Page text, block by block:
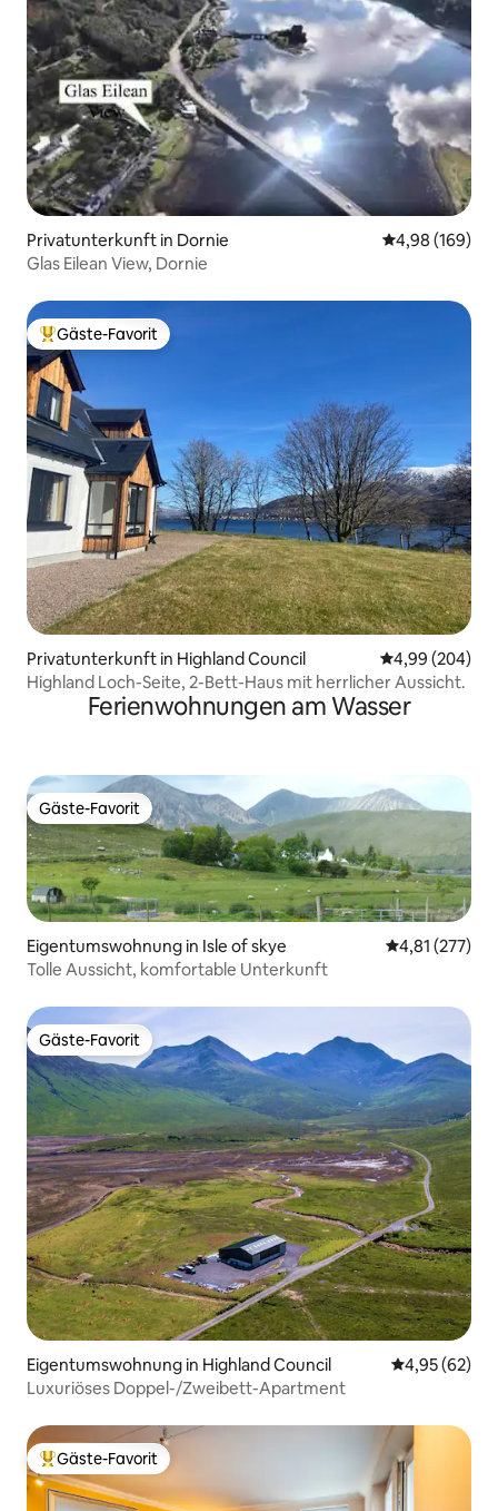
Privatunterkunft in Dornie
4,98 (169)
Glas Eilean View, Dornie
Beliebter Gäste-Favorit.
Gäste-Favorit
Privatunterkunft in Highland Council
4,99 (204)
Highland Loch-Seite, 2-Bett-Haus mit herrlicher Aussicht.
Ferienwohnungen am Wasser
Gäste-Favorit
Gäste-Favorit
Eigentumswohnung in Isle of skye
4,81 (277)
Tolle Aussicht, komfortable Unterkunft
Gäste-Favorit
Gäste-Favorit
Eigentumswohnung in Highland Council
4,95 (62)
Luxuriöses Doppel-/Zweibett-Apartment
Beliebter Gäste-Favorit.
Gäste-Favorit